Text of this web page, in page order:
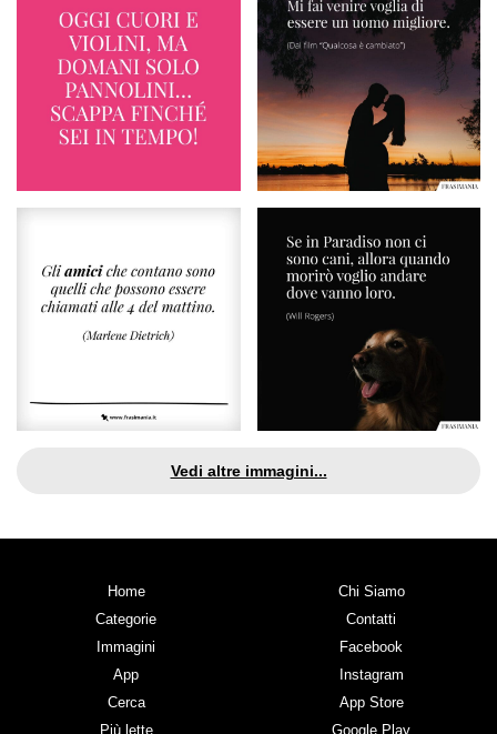
Vedi altre immagini...
Home
Categorie
Immagini
App
Cerca
Più lette
Chi Siamo
Contatti
Facebook
Instagram
App Store
Google Play